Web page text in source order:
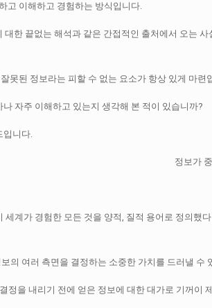
고 이해하고 경험하는 방식입니다.
한 끝없는 해석과 같은 간접적인 출처에서 오는
못된 정보라는 피할 수 없는 요소가 항상 있게 마련
자주 이해하고 있는지 생각해 본 적이 있습니까?
입니다.
계가 경험한 모든 것을 양적, 질적 용어로 정의했
의 여러 측면을 결정하는 소중한 가치를 드러낼 수
정을 내리기 전에 얻은 정보에 대한 대가로 기꺼이